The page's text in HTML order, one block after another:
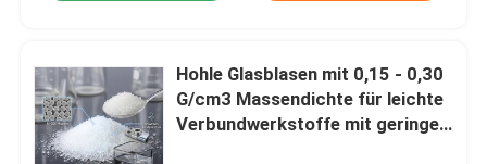
Produkte
VR Show
Hohle Glasblasen mit 0,15 - 0,30
G/cm3 Massendichte für leichte
Verbundwerkstoffe mit geringer